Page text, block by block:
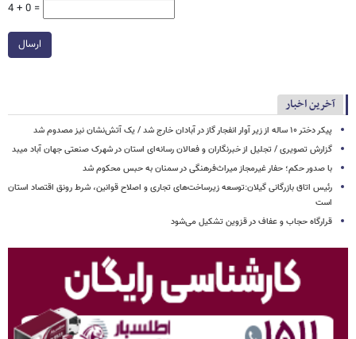
4 + 0 =
ارسال
آخرین اخبار
پیکر دختر ۱۰ ساله از زیر آوار انفجار گاز در آبادان خارج شد / یک آتش‌نشان نیز مصدوم شد
گزارش تصویری / تجلیل از خبرنگاران و فعالان رسانه‌ای استان در شهرک صنعتی جهان آباد میبد
با صدور حکم؛ حفار غیرمجاز میراث‌فرهنگی در سمنان به حبس محکوم شد
رئیس اتاق بازرگانی گیلان:توسعه زیرساخت‌های تجاری و اصلاح قوانین، شرط رونق اقتصاد استان
است
قرارگاه حجاب و عفاف در قزوین تشکیل می‌شود